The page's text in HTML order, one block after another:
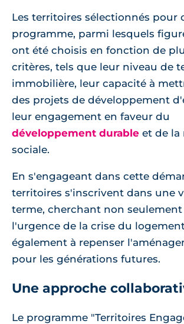
Les territoires sélectionnés pour
programme, parmi lesquels
ont été choisis en fonction de
critères, tels que leur niveau de
immobilière, leur capacité à
des projets de développement
leur engagement en faveur du
développement durable et de la
sociale.
En s'engageant dans cette
territoires s'inscrivent dans une
terme, cherchant non seulement
l'urgence de la crise du
également à repenser
pour les générations futures.
Une approche
Le programme "Territoires